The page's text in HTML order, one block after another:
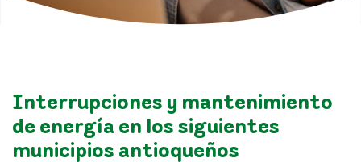
Interrupciones y mantenimiento
de energía en los siguientes
municipios antioqueños